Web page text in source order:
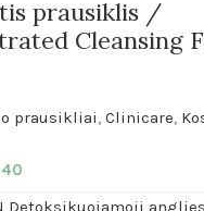
prausiklis /
Cleansing
prausikliai, Clinicare,